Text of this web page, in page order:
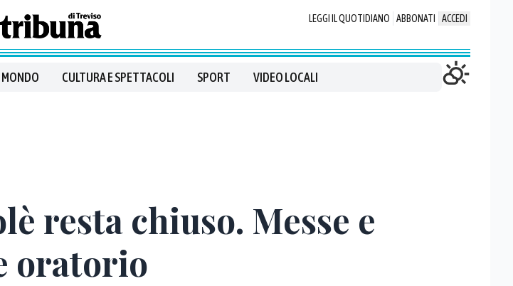
LEGGI IL QUOTIDIANO ABBONATI ACCEDI
MONDO CULTURA E SPETTACOLI SPORT VIDEO LOCALI
resta chiuso. Messe e
oratorio